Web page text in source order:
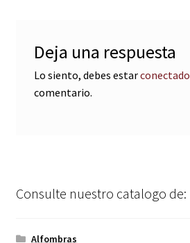
Deja una respuesta
Lo siento, debes estarconectado
comentario.
Consulte nuestro catalogo de:
Alfombras